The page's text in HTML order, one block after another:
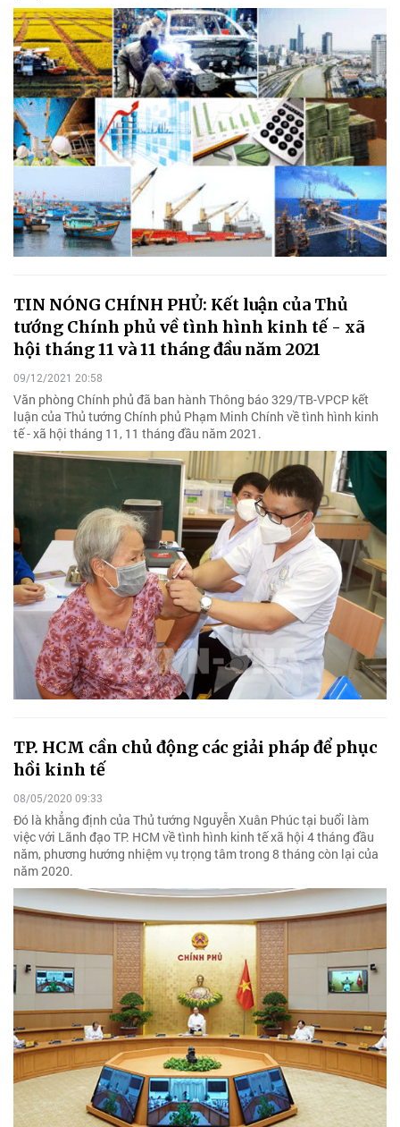
TIN NÓNG CHÍNH PHỦ: Kết luận của Thủ
tướng Chính phủ về tình hình kinh tế - xã
hội tháng 11 và 11 tháng đầu năm 2021
09/12/2021 20:58
Văn phòng Chính phủ đã ban hành Thông báo 329/TB-VPCP kết
luận của Thủ tướng Chính phủ Phạm Minh Chính về tình hình kinh
tế - xã hội tháng 11, 11 tháng đầu năm 2021.
TP. HCM cần chủ động các giải pháp để phục
hồi kinh tế
08/05/2020 09:33
Đó là khẳng định của Thủ tướng Nguyễn Xuân Phúc tại buổi làm
việc với Lãnh đạo TP. HCM về tình hình kinh tế xã hội 4 tháng đầu
năm, phương hướng nhiệm vụ trọng tâm trong 8 tháng còn lại của
năm 2020.